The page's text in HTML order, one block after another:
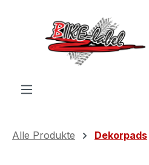
Zum Hauptinhalt springen
Alle Produkte Dekorpads